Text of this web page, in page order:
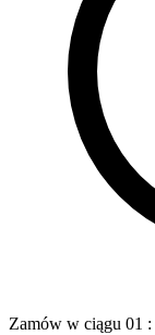
Zamów w ciągu 01 :